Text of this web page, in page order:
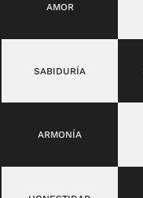
AMOR
SABIDURÍA
ARMONÍA